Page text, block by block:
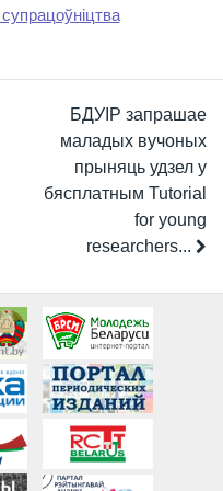
БДУІР запрашае
маладых вучоных
прыняць удзел у
бясплатным Tutorial
for young
researchers...